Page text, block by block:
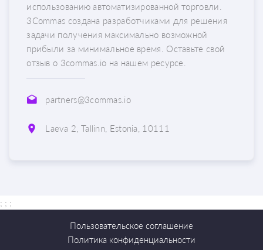
использованию автоматизированной торговли.
3Commas создана разработчиками для решения
задачи получения максимально возможной
прибыли за минимальное время. Оставьте свой
отзыв о 3commas.io на нашем ресурсе.
partners@3commas.io
Laeva 2, Tallinn, Estonia, 10111
; ; ;
Пользовательское соглашение
Политика конфиденциальности